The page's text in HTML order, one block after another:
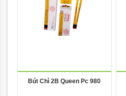
Bút Chì 2B Queen Pc 980